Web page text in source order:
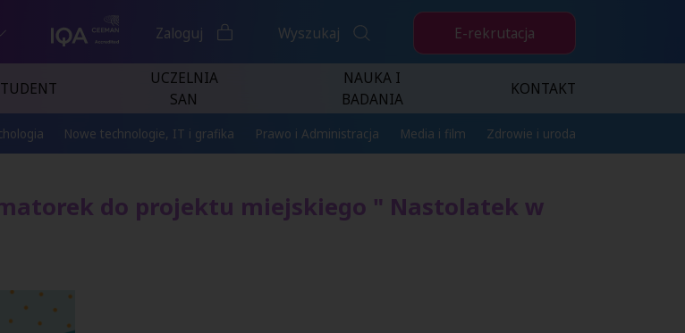
Zaloguj Wyszukaj E-rekrutacja
UCZELNIA
SAN
NAUKA I
BADANIA
KONTAKT
Nowe technologie, IT i grafika Prawo i Administracja Media i film Zdrowie i uroda
do projektu miejskiego " Nastolatek w